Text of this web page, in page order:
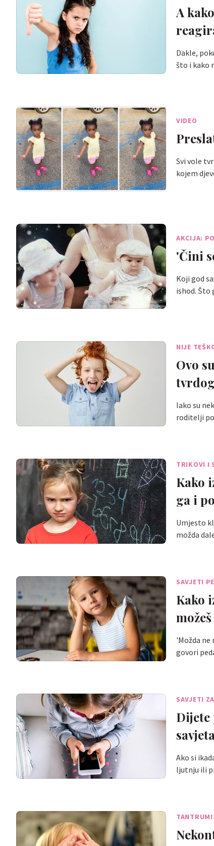
A
Dakle,
što i kako
VIDEO
Svi vole
kojem
AKCIJA:
'Čini
Koji god
ishod.
NIJE
Ovo
Iako su
roditelji
TRIKOVI I
Kako
ga i
Umjesto
možda
SAVJETI
Kako
'Možda
govori
SAVJETI
Dijete
Ako si
ljutnju ili
TANTRUMI